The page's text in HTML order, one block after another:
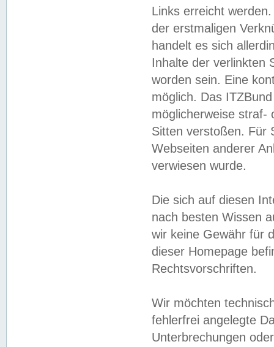
Links erreicht
der erstmaligen
handelt es sich
Inhalte der verlinkten
worden sein. Eine
möglich. Das
möglicherweise straf-
Sitten verstoßen. Für
Webseiten anderer
verwiesen wurde.
Die sich auf diesen
nach besten Wissen
wir keine Gewähr für
dieser Homepage
Rechtsvorschriften.
Wir möchten
fehlerfrei angelegte
Unterbrechungen